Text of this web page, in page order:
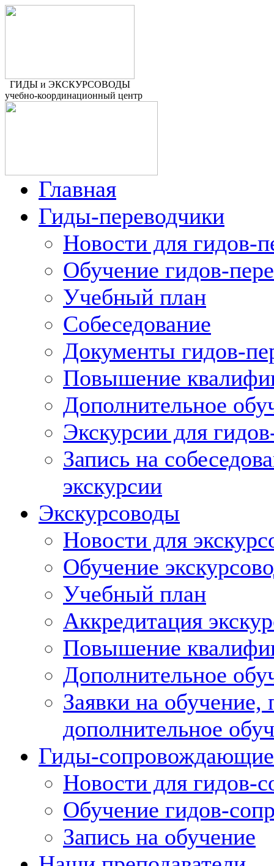
ГИДЫ и ЭКСКУРСОВОДЫ
учебно-координационный центр
Главная
Гиды-переводчики
Новости для гидов-
Обучение гидов-
Учебный план
Собеседование
Документы гидов-
Повышение
Дополнительное
Экскурсии для
Запись на
экскурсии
Экскурсоводы
Новости для
Обучение
Учебный план
Аккредитация
Повышение
Дополнительное
Заявки на
дополнительное
Гиды-сопровождающие
Новости для гидов-
Обучение гидов-
Запись на обучение